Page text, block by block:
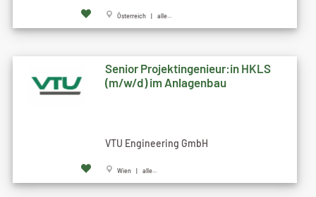
Österreich | alle...
Senior Projektingenieur:in HKLS
(m/w/d) im Anlagenbau
VTU Engineering GmbH
Wien | alle...